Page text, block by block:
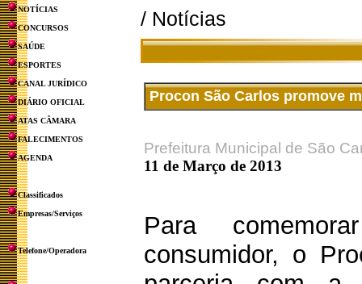
NOTÍCIAS
CONCURSOS
SAÚDE
ESPORTES
CANAL JURÍDICO
DIÁRIO OFICIAL
ATAS CÂMARA
FALECIMENTOS
AGENDA
Classificados
Empresas/Serviços
Telefone/Operadora
/ Notícias
Procon São Carlos promove
Prefeitura Municipal de São
11 de Março de 2013
Para
consumidor, o